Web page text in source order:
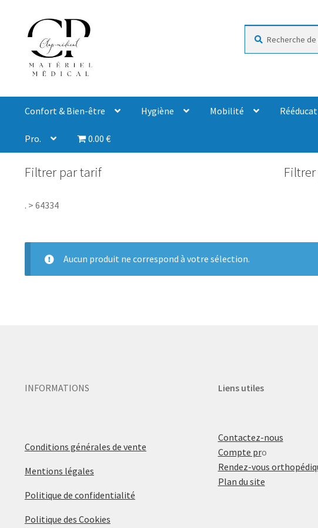
Confort & Bien-être Hygiène Mobilité
Pro. 0.00 €
Filtrer par tarif
. > 64334
Aucun produit ne correspond à votre sélection.
INFORMATIONS
Conditions générales de vente
Mentions légales
Politique de confidentialité
Politique des Cookies
Liens utiles
Contactez-nous
Compte pro
Rendez-vous
Plan du site